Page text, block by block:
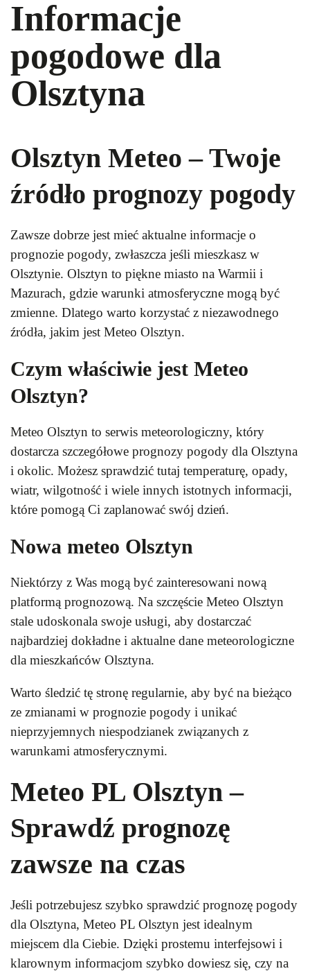
Informacje
pogodowe dla
Olsztyna
Olsztyn Meteo – Twoje
źródło prognozy pogody
Zawsze dobrze jest mieć aktualne informacje o
prognozie pogody, zwłaszcza jeśli mieszkasz w
Olsztynie. Olsztyn to piękne miasto na Warmii i
Mazurach, gdzie warunki atmosferyczne mogą być
zmienne. Dlatego warto korzystać z niezawodnego
źródła, jakim jest Meteo Olsztyn.
Czym właściwie jest Meteo
Olsztyn?
Meteo Olsztyn to serwis meteorologiczny, który
dostarcza szczegółowe prognozy pogody dla Olsztyna
i okolic. Możesz sprawdzić tutaj temperaturę, opady,
wiatr, wilgotność i wiele innych istotnych informacji,
które pomogą Ci zaplanować swój dzień.
Nowa meteo Olsztyn
Niektórzy z Was mogą być zainteresowani nową
platformą prognozową. Na szczęście Meteo Olsztyn
stale udoskonala swoje usługi, aby dostarczać
najbardziej dokładne i aktualne dane meteorologiczne
dla mieszkańców Olsztyna.
Warto śledzić tę stronę regularnie, aby być na bieżąco
ze zmianami w prognozie pogody i unikać
nieprzyjemnych niespodzianek związanych z
warunkami atmosferycznymi.
Meteo PL Olsztyn –
Sprawdź prognozę
zawsze na czas
Jeśli potrzebujesz szybko sprawdzić prognozę pogody
dla Olsztyna, Meteo PL Olsztyn jest idealnym
miejscem dla Ciebie. Dzięki prostemu interfejsowi i
klarownym informacjom szybko dowiesz się, czy na